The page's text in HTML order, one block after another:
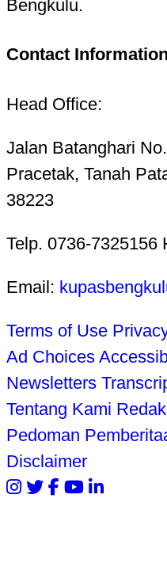
Bengkulu.
Contact Information
Head Office:
Jalan Batanghari
Pracetak, Tanah
38223
Telp. 0736-7325156
Email:
Terms of Use
Ad Choices
Newsletters
Tentang Kami
Pedoman
Disclaimer